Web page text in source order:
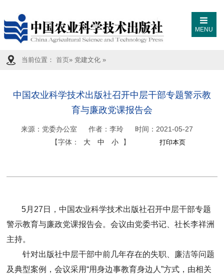
MENU
当前位置：首页» 党建文化 »
中国农业科学技术出版社召开中层干部专题警示教
育与廉政党课报告会
来源： 党委办公室 作者：李玲 时间： 2021-05-27
【字体：
大 中 小 】
5月27日，中国农业科学技术出版社召开中层干部专题
警示教育与廉政党课报告会。会议由党委书记、社长李祥洲
主持。
针对出版社中层干部中前几年存在的失职、廉洁等问题
及典型案例，会议采用“用身边事教育身边人”方式，由相关